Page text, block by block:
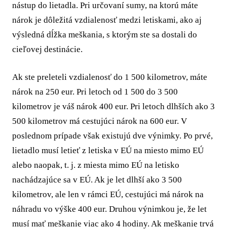
nástup do lietadla. Pri určovaní sumy, na ktorú máte
nárok je dôležitá vzdialenosť medzi letiskami, ako aj
výsledná dĺžka meškania, s ktorým ste sa dostali do
cieľovej destinácie.
Ak ste preleteli vzdialenosť do 1 500 kilometrov, máte
nárok na 250 eur. Pri letoch od 1 500 do 3 500
kilometrov je váš nárok 400 eur. Pri letoch dlhších ako 3
500 kilometrov má cestujúci nárok na 600 eur. V
poslednom prípade však existujú dve výnimky. Po prvé,
lietadlo musí letieť z letiska v EÚ na miesto mimo EÚ
alebo naopak, t. j. z miesta mimo EÚ na letisko
nachádzajúce sa v EÚ. Ak je let dlhší ako 3 500
kilometrov, ale len v rámci EÚ, cestujúci má nárok na
náhradu vo výške 400 eur. Druhou výnimkou je, že let
musí mať meškanie viac ako 4 hodiny. Ak meškanie trvá